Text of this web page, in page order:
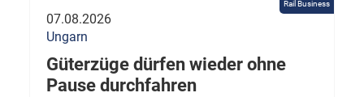
Rail Business
07.08.2026
Ungarn
Güterzüge dürfen wieder ohne
Pause durchfahren